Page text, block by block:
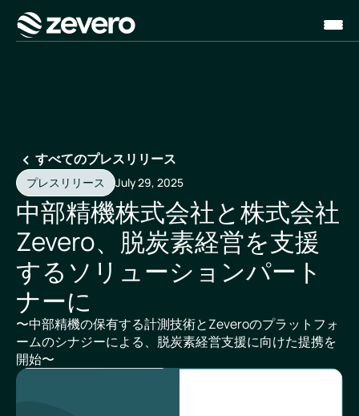
ホーム
すべてのプレスリリース
プレスリリース July 29, 2025
中部精機株式会社と株式会社
Zevero、脱炭素経営を支援
するソリューションパート
ナーに
〜中部精機の保有する計測技術とZeveroのプラットフォ
ームのシナジーによる、脱炭素経営支援に向けた提携を
開始〜